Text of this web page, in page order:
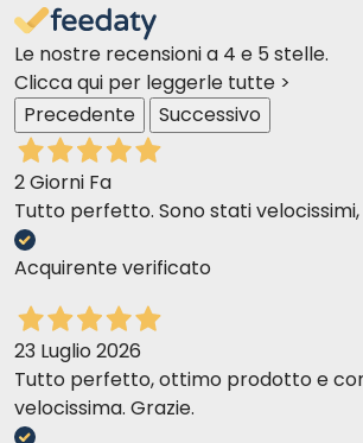
TYLKO KURCZAK
Większość opakowań została
myślą o łatwym otwieraniu i
Zalecamy przechowywanie mokrej
otwarciu w lodówce.
Czy mokra karma Monge
przyczynia się do poprawy
zdrowia kota?
Karma Monge Monoprotein została
wspierać ogólny stan zdrowia kota,
niezbędnych składników odżywczych
się do ogólnego dobrego
Le nostre recensioni a 4 e 5 stelle.
Clicca qui per leggerle tutte >
Precedente
Successivo
2 Giorni Fa
Tutto perfetto. Sono stati
Acquirente verificato
23 Luglio 2026
Tutto perfetto, ottimo prodotto e
velocissima. Grazie.